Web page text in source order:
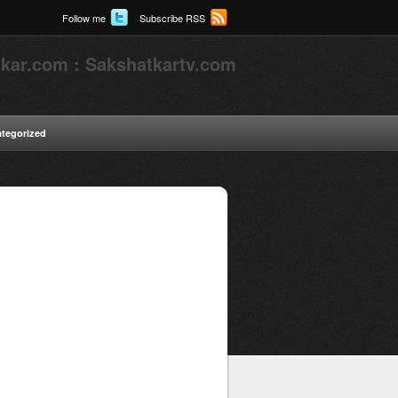
Follow me Subscribe RSS
: Sakshatkartv.com